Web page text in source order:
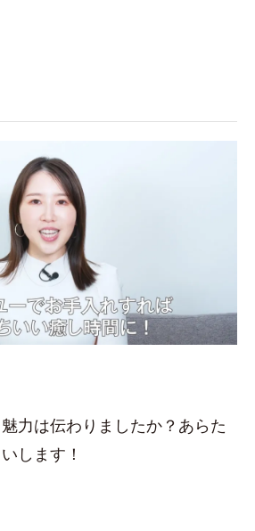
魅力は伝わりましたか？あらた
します！